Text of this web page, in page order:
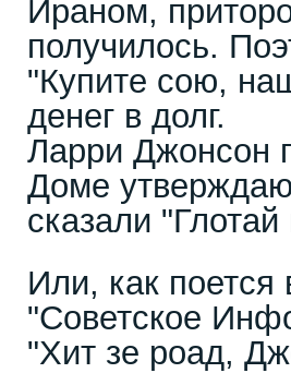
Ираном,
получилось.
"Купите сою,
денег в долг.
Ларри Джонсон
Доме
сказали
Или, как поется
"Советское
"Хит зе роад,